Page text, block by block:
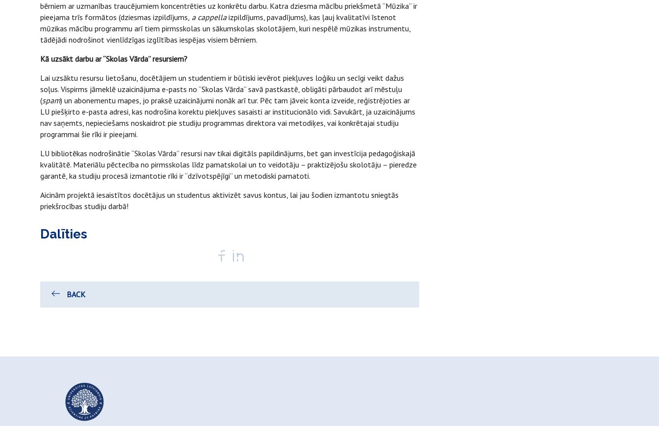
bērniem ar uzmanības traucējumiem koncentrēties uz konkrētu darbu. Katra dziesma mācību priekšmetā “Mūzika” ir
pieejama trīs formātos (dziesmas izpildījums, a cappellaizpildījums, pavadījums), kas ļauj kvalitatīvi īstenot
mūzikas mācību programmu arī tiem pirmsskolas un sākumskolas skolotājiem, kuri nespēlē mūzikas instrumentu,
tādējādi nodrošinot vienlīdzīgas izglītības iespējas visiem bērniem.
Kā uzsākt darbu ar “Skolas Vārda” resursiem?
Lai uzsāktu resursu lietošanu, docētājiem un studentiem ir būtiski ievērot piekļuves loģiku un secīgi veikt dažus
soļus. Vispirms jāmeklē uzaicinājuma e-pasts no “Skolas Vārda” savā pastkastē, obligāti pārbaudot arī mēstuļu
(spam) un abonementu mapes, jo praksē uzaicinājumi nonāk arī tur. Pēc tam jāveic konta izveide, reģistrējoties ar
LU piešķirto e-pasta adresi, kas nodrošina korektu piekļuves sasaisti ar institucionālo vidi. Savukārt, ja uzaicinājums
nav saņemts, nepieciešams noskaidrot pie studiju programmas direktora vai metodiķes, vai konkrētajai studiju
programmai šie rīki ir pieejami.
LU bibliotēkas nodrošinātie “Skolas Vārda” resursi nav tikai digitāls papildinājums, bet gan investīcija pedagoģiskajā
kvalitātē. Materiālu pēctecība no pirmsskolas līdz pamatskolai un to veidotāju – praktizējošu skolotāju – pieredze
garantē, ka studiju procesā izmantotie rīki ir “dzīvotspējīgi” un metodiski pamatoti.
Aicinām projektā iesaistītos docētājus un studentus aktivizēt savus kontus, lai jau šodien izmantotu sniegtās
priekšrocības studiju darbā!
Dalīties
BACK